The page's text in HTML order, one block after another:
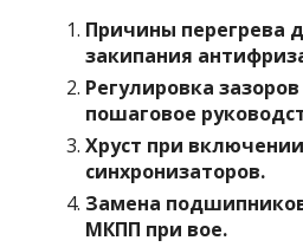
Причины перегрева
закипания
Регулировка
пошаговое
Хруст при
синхронизаторов.
Замена
МКПП при вое.